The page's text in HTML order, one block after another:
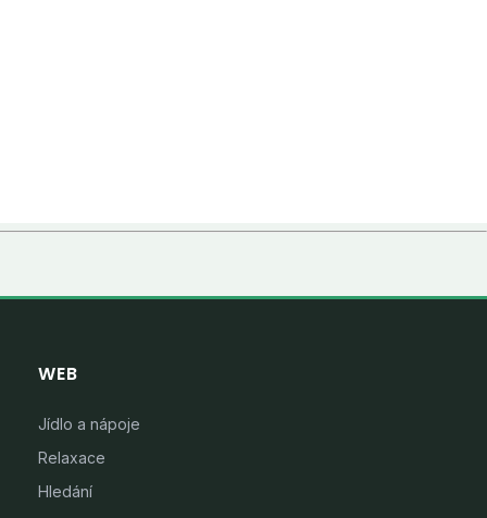
WEB
Jídlo a nápoje
Relaxace
Hledání